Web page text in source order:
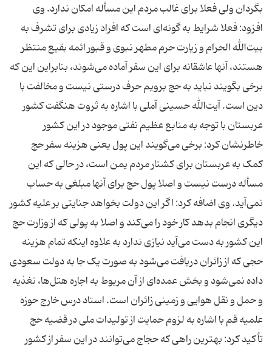
بگردان ولی فعلا برای غالب مردم این مسأله امکان ندارد. وی
افزود: فعلا شرایط به گونه‌ای است که افراد زیادی برای تشرف به
بیت‌الله الحرام و زیارت حرم مطهر نبوی و قبور ائمه بقیع منتظر
هستند، آنها عاشقانه برای این سفر آماده می‌شوند، بنابراین این که
برخی بگویند نباید به حج برویم حرف درستی نیست و مخالفت با
دین است. آیت‌الله حسینی آملی با اشاره به ثروت هنگفت کشور
عربستان با توجه به منابع عظیم نفتی موجود در این کشور
خاطرنشان کرد: برخی می‌گویند این پول یعنی هزینه سفر حج
کمک به عربستان برای کشتار مردم یمن است، در حالی که این
مسأله درست نیست و اصلا پول حج برای آنها مبلغی به حساب
نمی‌آید. وی اضافه کرد: اگر این دولت بخواهد جنایتی بر علیه کشور
دیگری انجام بدهد کار خود را می‌کند و اصلا به پولی که از وزارت حج
این کشور به دست می‌آید نیازی ندارد به علاوه اینکه تمام هزینه
حجی که از زائران دریافت می‌شود به صورت یک جا به دولت سعودی
داده نمی‌شود و بخش عمده‌ای از آن مربوط به اجاره هتل‌ها، تغذیه
و حمل و نقل هوایی و زمینی زائران است. استاد درس خارج حوزه
علمیه قم با اشاره به لزوم حمایت از تولیدات ملی در قضیه حج
تأکید کرد: بهترین راهی که حجاج می‌توانند در این سفر از کشور